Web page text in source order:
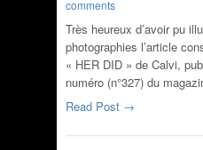
comments
Très heureux d’avoir pu
photographies l’article
« HER DID » de Calvi,
numéro (n°327) du
Read Post →